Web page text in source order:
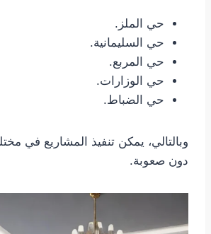
حي الملز.
حي السليمانية.
حي المربع.
حي الوزارات.
حي الضباط.
وبالتالي، يمكن تنفيذ المشاريع في
دون صعوبة.